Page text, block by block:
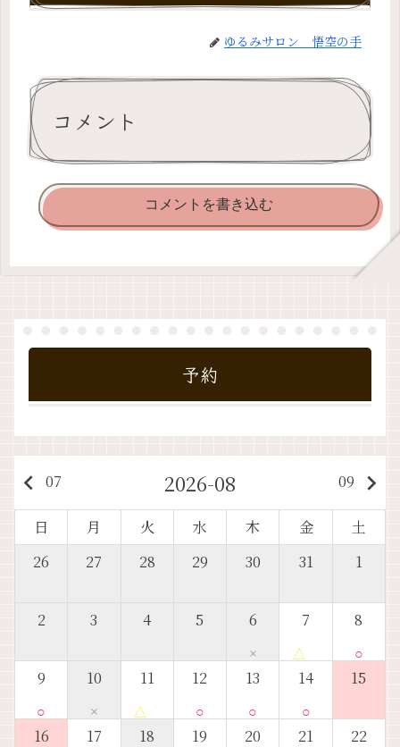
ゆるみサロン 悟空の手
コメント
コメントを書き込む
予約
keyboard_arrow_left 07 2026-08 09 keyboard_arrow_right
日 月 火 水 木 金
土
26
27 28 29 30 31 1
2 3 4 5 6
×
7
△
8
○
9
○
10
×
11
△
12
○
13
○
14
○
15
16 17 18 19 20 21 22